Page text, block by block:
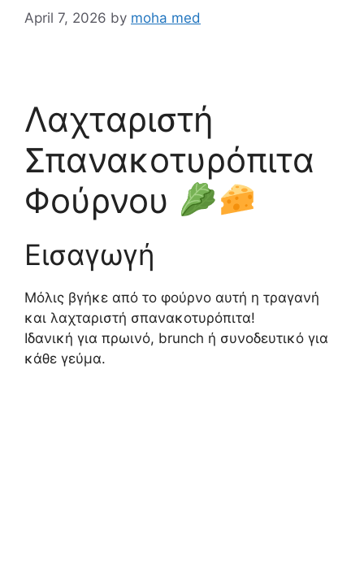
April 7, 2026 by moha med
Λαχταριστή
Σπανακοτυρόπιτα
Φούρνου
Εισαγωγή
Μόλις βγήκε από το φούρνο αυτή η τραγανή
και λαχταριστή σπανακοτυρόπιτα!
Ιδανική για πρωινό, brunch ή συνοδευτικό για
κάθε γεύμα.